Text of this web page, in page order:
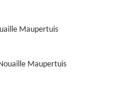
Maupertuis
Maupertuis